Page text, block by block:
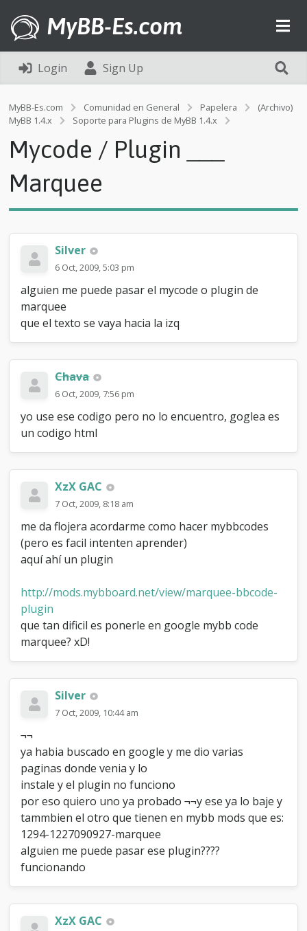
MyBB-Es.com
Login Sign Up
MyBB-Es.com Comunidad en General Papelera
(Archivo)
MyBB 1.4.x
Soporte para Plugins de MyBB 1.4.x
P
u
_
a
Mycode / Plugin ___
Marquee
Silver
6 Oct, 2009, 5:03 pm
alguien me puede pasar el mycode o plugin de
marquee
que el texto se vaya hacia la izq
Chava
6 Oct, 2009, 7:56 pm
yo use ese codigo pero no lo encuentro, goglea es
un codigo html
XzX GAC
7 Oct, 2009, 8:18 am
me da flojera acordarme como hacer mybbcodes
(pero es facil intenten aprender)
aquí ahí un plugin
http://mods.mybboard.net/view/marquee-bbcode-
plugin
que tan dificil es ponerle en google mybb code
marquee? xD!
Silver
7 Oct, 2009, 10:44 am
¬¬
ya habia buscado en google y me dio varias
paginas donde venia y lo
instale y el plugin no funciono
por eso quiero uno ya probado ¬¬y ese ya lo baje y
tammbien el otro que tienen en mybb mods que es:
1294-1227090927-marquee
alguien me puede pasar ese plugin????
funcionando
XzX GAC